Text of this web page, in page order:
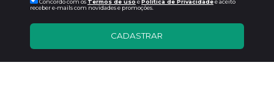
Concordo com os Termos de uso ePolitica de Privacidadee aceito
receber e-mails com novidades e promoções.
CADASTRAR